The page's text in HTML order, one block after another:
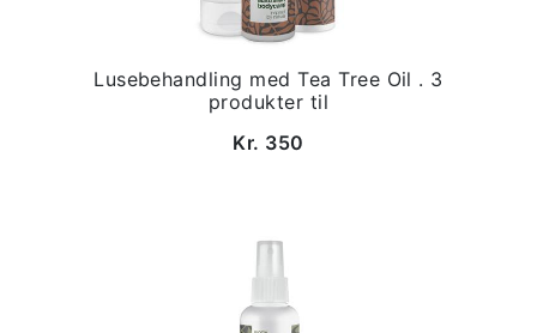
Lusebehandling med Tea Tree Oil . 3
produkter til
Kr. 350